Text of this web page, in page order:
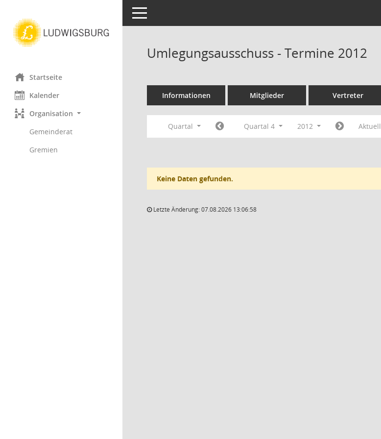
Startseite
Kalender
Organisation
Gemeinderat
Gremien
Toggle navigation
Umlegungsausschuss - Termine 2012
Informationen Mitglieder Vertreter
Quartal Quartal 4 2012 Aktuell
Keine Daten gefunden.
Letzte Änderung: 07.08.2026 13:06:58